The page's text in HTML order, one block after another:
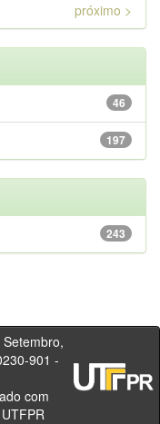
próximo >
46
197
243
901 -
com